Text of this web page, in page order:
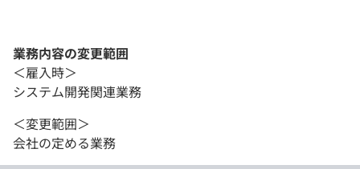
業務内容の変更範囲
＜雇入時＞
システム開発関連業務
＜変更範囲＞
会社の定める業務